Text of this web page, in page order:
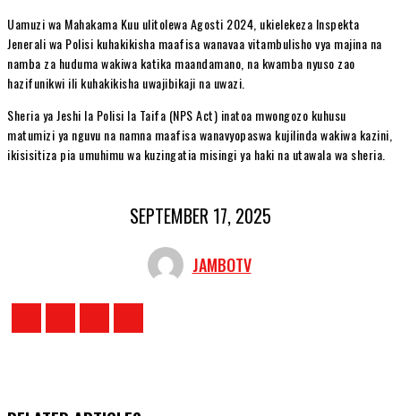
Uamuzi wa Mahakama Kuu ulitolewa Agosti 2024, ukielekeza Inspekta
Jenerali wa Polisi kuhakikisha maafisa wanavaa vitambulisho vya majina na
namba za huduma wakiwa katika maandamano, na kwamba nyuso zao
hazifunikwi ili kuhakikisha uwajibikaji na uwazi.
Sheria ya Jeshi la Polisi la Taifa (NPS Act) inatoa mwongozo kuhusu
matumizi ya nguvu na namna maafisa wanavyopaswa kujilinda wakiwa kazini,
ikisisitiza pia umuhimu wa kuzingatia misingi ya haki na utawala wa sheria.
SEPTEMBER 17, 2025
JAMBOTV